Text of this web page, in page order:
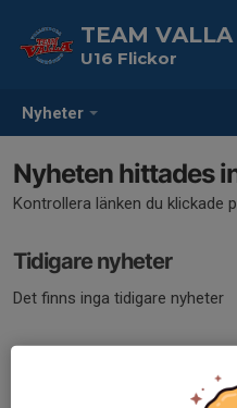
Nyheter
TEAM VALLA
U16 Flickor
Nyheten hittades
Kontrollera länken du klickade
Tidigare nyheter
Det finns inga tidigare nyheter